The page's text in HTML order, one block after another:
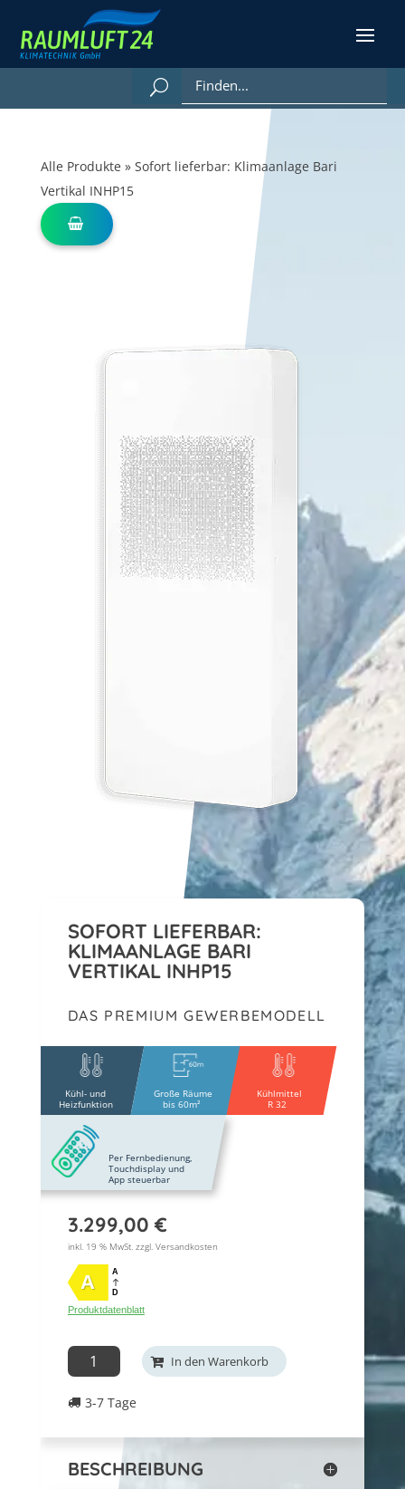
Alle Produkte » Sofort lieferbar: Klimaanlage Bari
Vertikal INHP15
SOFORT LIEFERBAR:
KLIMAANLAGE BARI
VERTIKAL INHP15
DAS PREMIUM GEWERBEMODELL
Kühl- und
Heizfunktion
Große Räume
bis 60m²
Kühlmittel
R 32
Per Fernbedienung,
Touchdisplay und
App steuerbar
3.299,00 €
inkl. 19 % MwSt. zzgl. Versandkosten
A A
D
Produktdatenblatt
Sofort
lieferbar:
Klimaanlage
INHP15
In den Warenkorb
3-7 Tage
BESCHREIBUNG